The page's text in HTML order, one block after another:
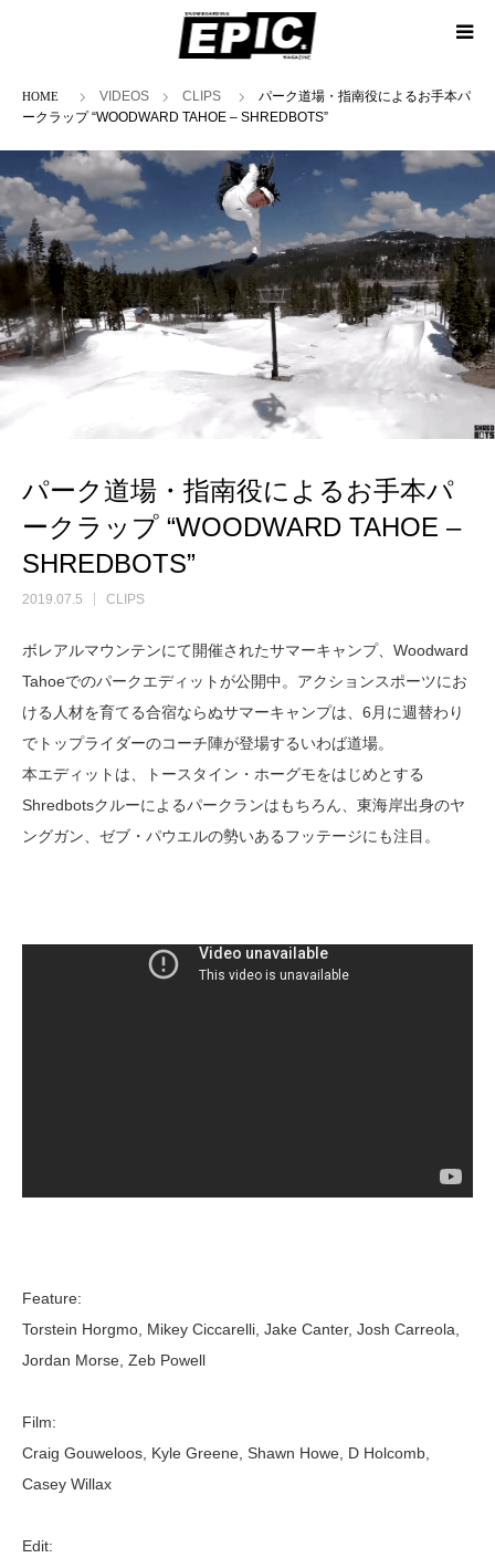
ホームVIDEOS CLIPS
パーク道場・指南役によるお手本パ
ークラップ “WOODWARD TAHOE – SHREDBOTS”
パーク道場・指南役によるお手本パ
ークラップ “WOODWARD TAHOE –
SHREDBOTS”
2019.07.5 CLIPS
ボレアルマウンテンにて開催されたサマーキャンプ、Woodward
Tahoeでのパークエディットが公開中。アクションスポーツにお
ける人材を育てる合宿ならぬサマーキャンプは、6月に週替わり
でトップライダーのコーチ陣が登場するいわば道場。
本エディットは、トースタイン・ホーグモをはじめとする
Shredbotsクルーによるパークランはもちろん、東海岸出身のヤ
ングガン、ゼブ・パウエルの勢いあるフッテージにも注目。
Feature:
Torstein Horgmo, Mikey Ciccarelli, Jake Canter, Josh Carreola,
Jordan Morse, Zeb Powell
Film:
Craig Gouweloos, Kyle Greene, Shawn Howe, D Holcomb,
Casey Willax
Edit: